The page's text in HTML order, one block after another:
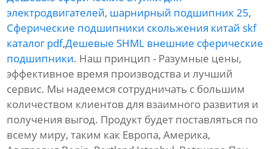
электродвигателей, шарнирный подшипник 25,
Сферические подшипники скольжения китай skf
каталог pdf,Дешевые SHML внешние сферические
подшипники. Наш принцип - Разумные цены,
эффективное время производства и лучший
сервис. Мы надеемся сотрудничать с большим
количеством клиентов для взаимного развития и
получения выгод. Продукт будет поставляться по
всему миру, таким как Европа, Америка,